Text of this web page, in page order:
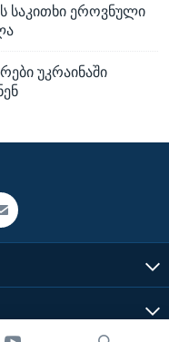
საკითხი ეროვნული
უკრაინაში